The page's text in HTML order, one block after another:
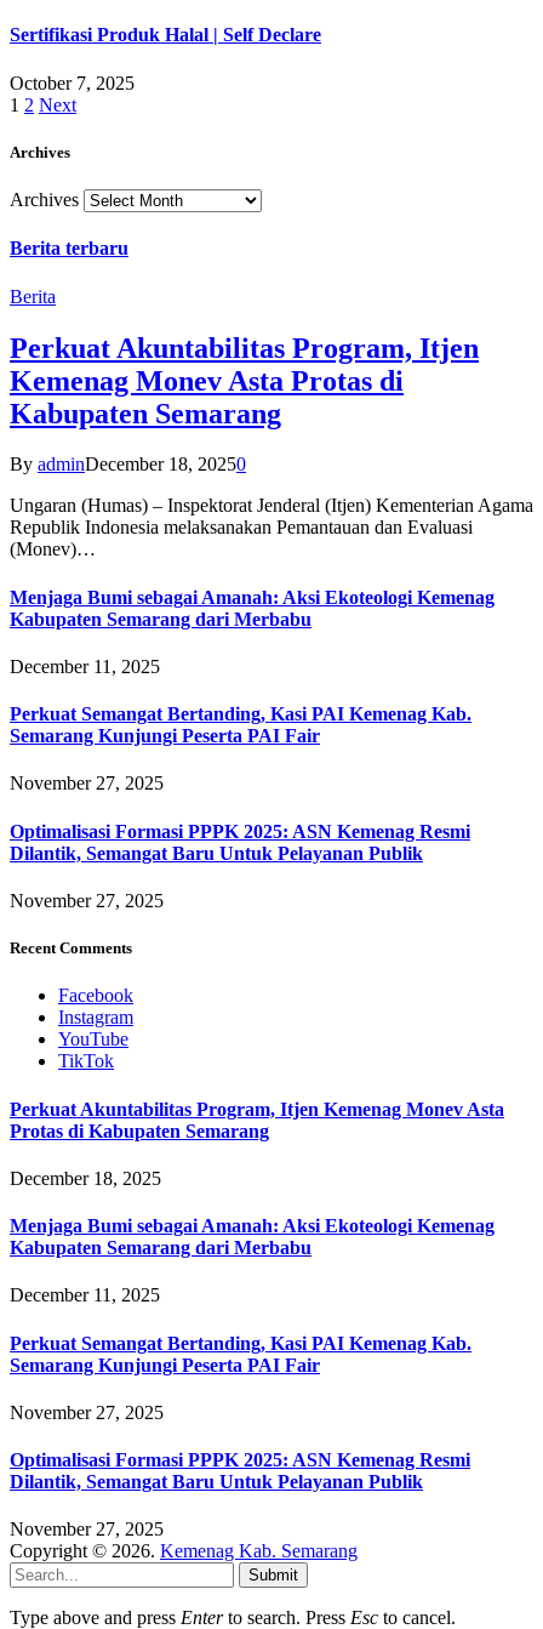
Sertifikasi Produk Halal | Self Declare
October 7, 2025
1 2 Next
Archives
Archives
Berita terbaru
Berita
Perkuat Akuntabilitas Program, Itjen
Kemenag Monev Asta Protas di
Kabupaten Semarang
By adminDecember 18, 20250
Ungaran (Humas) – Inspektorat Jenderal (Itjen) Kementerian Agama
Republik Indonesia melaksanakan Pemantauan dan Evaluasi
(Monev)…
Menjaga Bumi sebagai Amanah: Aksi Ekoteologi Kemenag
Kabupaten Semarang dari Merbabu
December 11, 2025
Perkuat Semangat Bertanding, Kasi PAI Kemenag Kab.
Semarang Kunjungi Peserta PAI Fair
November 27, 2025
Optimalisasi Formasi PPPK 2025: ASN Kemenag Resmi
Dilantik, Semangat Baru Untuk Pelayanan Publik
November 27, 2025
Recent Comments
Facebook
Instagram
YouTube
TikTok
Perkuat Akuntabilitas Program, Itjen Kemenag Monev Asta
Protas di Kabupaten Semarang
December 18, 2025
Menjaga Bumi sebagai Amanah: Aksi Ekoteologi Kemenag
Kabupaten Semarang dari Merbabu
December 11, 2025
Perkuat Semangat Bertanding, Kasi PAI Kemenag Kab.
Semarang Kunjungi Peserta PAI Fair
November 27, 2025
Optimalisasi Formasi PPPK 2025: ASN Kemenag Resmi
Dilantik, Semangat Baru Untuk Pelayanan Publik
November 27, 2025
Copyright © 2026. Kemenag Kab. Semarang
Submit
Type above and press Enterto search. Press Esc to cancel.